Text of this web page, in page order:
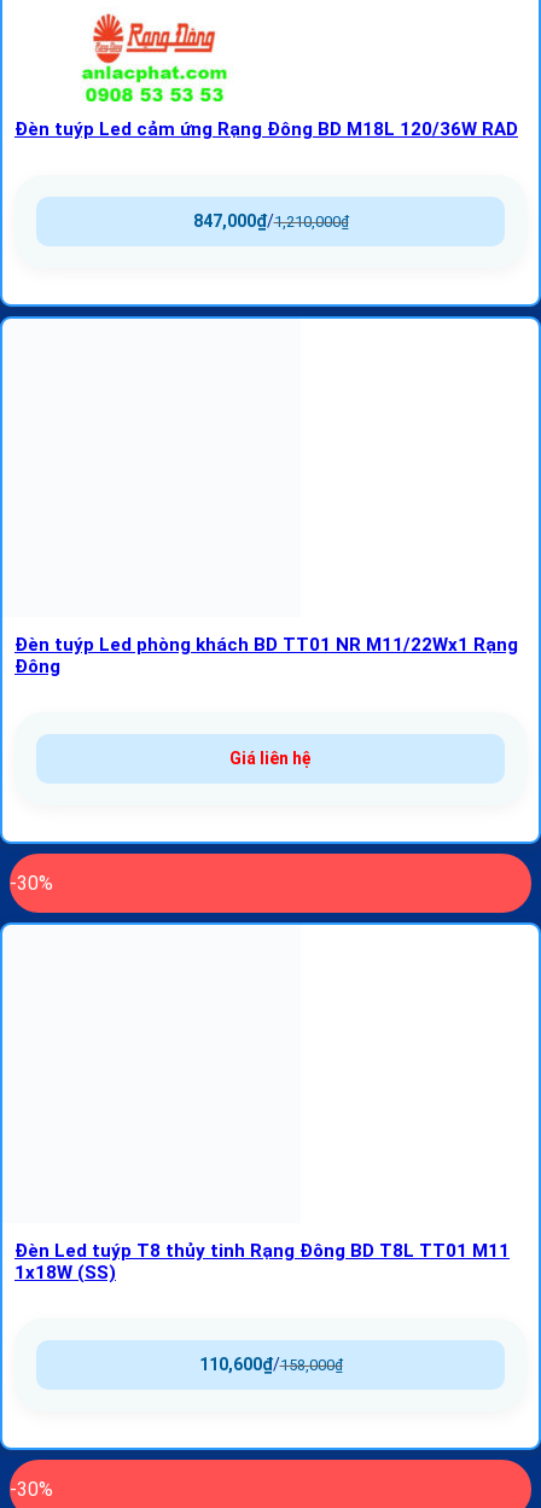
Đèn tuýp Led cảm ứng Rạng Đông BD M18L 120/36W RAD
1,210,000₫
/
847,000₫
Đèn tuýp Led phòng khách BD TT01 NR M11/22Wx1 Rạng
Đông
Giá liên hệ
-30%
Đèn Led tuýp T8 thủy tinh Rạng Đông BD T8L TT01 M11
1x18W (SS)
158,000₫
/
110,600₫
-30%